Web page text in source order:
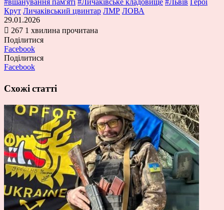
Крут Личаківський цвинтар ЛМР ЛОВА
29.01.2026
267 1 хвилина прочитана
Поділитися
Facebook
Поділитися
Facebook
Схожі статті